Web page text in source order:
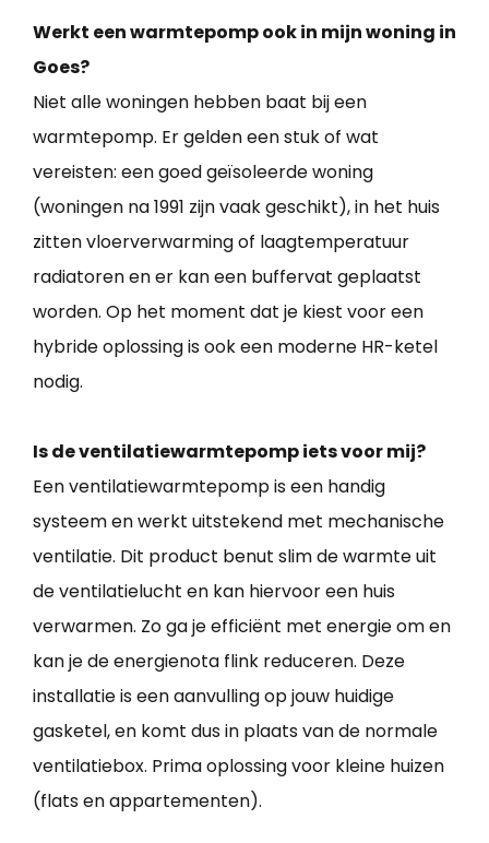
Werkt een warmtepomp ook in mijn woning in
Goes?
Niet alle woningen hebben baat bij een
warmtepomp. Er gelden een stuk of wat
vereisten: een goed geïsoleerde woning
(woningen na 1991 zijn vaak geschikt), in het huis
zitten vloerverwarming of laagtemperatuur
radiatoren en er kan een buffervat geplaatst
worden. Op het moment dat je kiest voor een
hybride oplossing is ook een moderne HR-ketel
nodig.
Is de ventilatiewarmtepomp iets voor mij?
Een ventilatiewarmtepomp is een handig
systeem en werkt uitstekend met mechanische
ventilatie. Dit product benut slim de warmte uit
de ventilatielucht en kan hiervoor een huis
verwarmen. Zo ga je efficiënt met energie om en
kan je de energienota flink reduceren. Deze
installatie is een aanvulling op jouw huidige
gasketel, en komt dus in plaats van de normale
ventilatiebox. Prima oplossing voor kleine huizen
(flats en appartementen).